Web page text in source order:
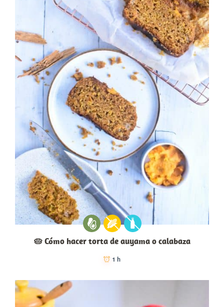
🥧 Cómo hacer torta de auyama o calabaza
1 h